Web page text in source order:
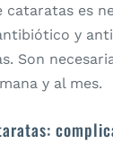
cataratas es
y
Son
y al mes.